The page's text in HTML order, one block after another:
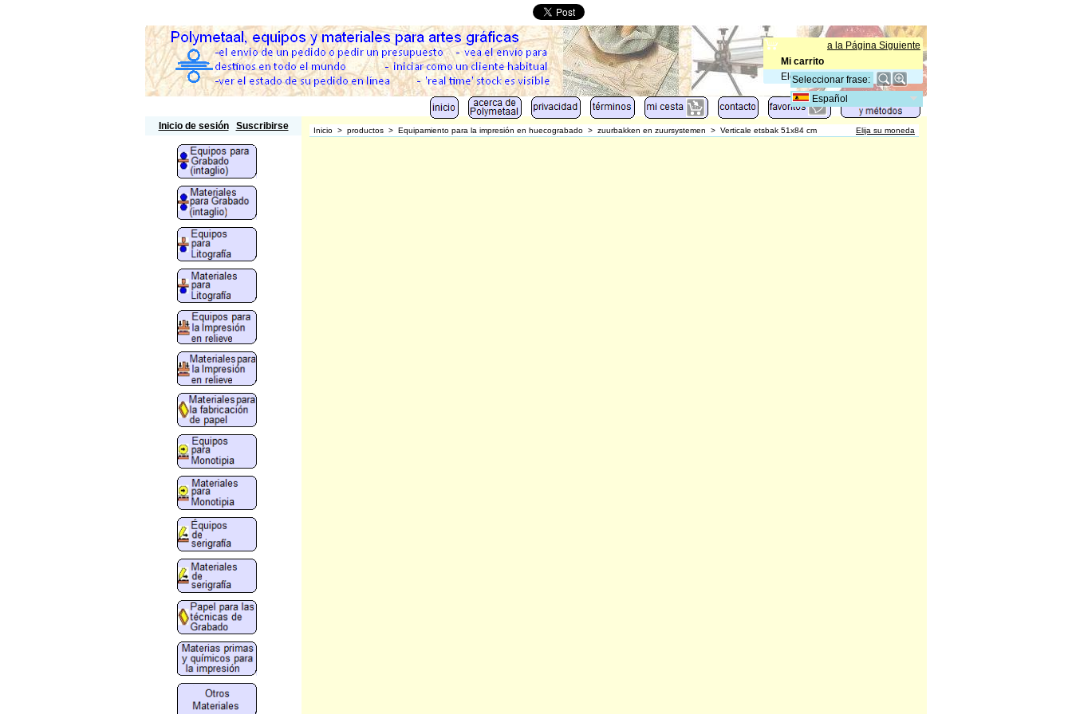
a la Página Siguiente
Mi carrito
Elementos:0
Español
Inicio de sesión Suscribirse Inicio > productos > Equipamiento para la impresión en huecograbado > zuurbakken en zuursystemen > Verticale etsbak 51x84 cm Elija su moneda